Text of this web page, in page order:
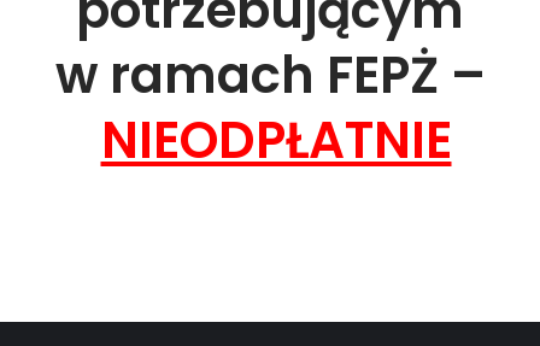
w ramach FEPŻ –
NIEODPŁATNIE